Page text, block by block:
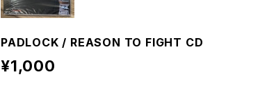
PADLOCK / REASON TO FIGHT CD
¥1,000